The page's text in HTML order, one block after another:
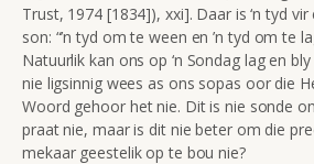
Trust, 1974 [1834]), xxi]. Daar is ‘n tyd
son: “’n tyd om te ween en ’n tyd om te
Natuurlik kan ons op ‘n Sondag lag en
nie ligsinnig wees as ons sopas oor die
Woord gehoor het nie. Dit is nie sonde
praat nie, maar is dit nie beter om die
mekaar geestelik op te bou nie?